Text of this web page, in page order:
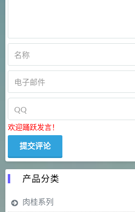
欢迎踊跃发言！
产品分类
肉桂系列